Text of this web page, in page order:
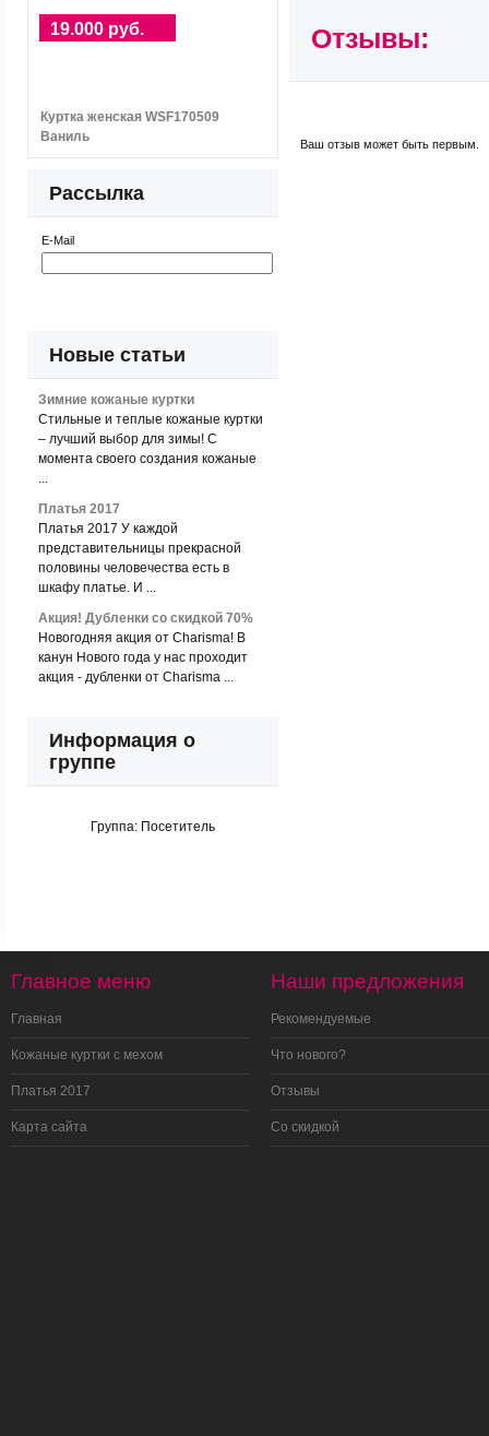
Отзывы:
Ваш отзыв может быть первым.
19.000 руб.
Куртка женская WSF170509
Ваниль
Рассылка
E-Mail
Новые статьи
Зимние кожаные куртки
Стильные и теплые кожаные куртки
– лучший выбор для зимы! С
момента своего создания кожаные
...
Платья 2017
Платья 2017 У каждой
представительницы прекрасной
половины человечества есть в
шкафу платье. И ...
Акция! Дубленки со скидкой 70%
Новогодняя акция от Charisma! В
канун Нового года у нас проходит
акция - дубленки от Charisma ...
Информация о
группе
Группа: Посетитель
Главное меню
Главная
Кожаные куртки с мехом
Платья 2017
Карта сайта
Наши предложения
Рекомендуемые
Что нового?
Отзывы
Со скидкой